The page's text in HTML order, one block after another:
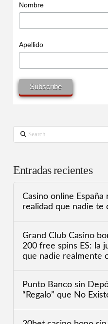
Nombre
Apellido
Search
Entradas recientes
Casino online
realidad que nadie te
Grand Club Casino
200 free spins ES: la
que nadie realmente
Punto Banco sin
“Regalo” que No